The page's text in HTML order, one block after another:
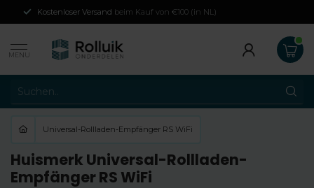
Kostenloser Versand beim Kauf von €100 (in NL)
MENU
Universal-Rollladen-Empfänger RS WiFi
Huismerk Universal-Rollladen-
Empfänger RS WiFi